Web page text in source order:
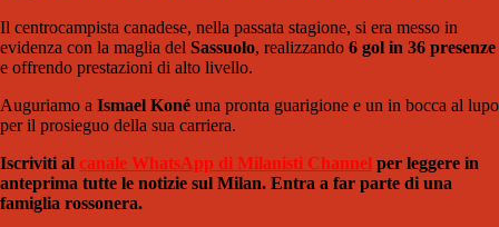
Il centrocampista canadese, nella passata stagione, si era messo in
evidenza con la maglia del Sassuolo, realizzando 6 gol in 36 presenze
e offrendo prestazioni di alto livello.
Auguriamo a Ismael Koné una pronta guarigione e un in bocca al lupo
per il prosieguo della sua carriera.
Iscriviti al canale WhatsApp di Milanisti Channel per leggere in
anteprima tutte le notizie sul Milan. Entra a far parte di una
famiglia rossonera.